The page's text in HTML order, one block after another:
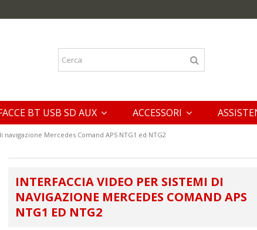
BT USB SD AUX ACCESSORI
Mercedes Comand APS NTG1 ed NTG2
INTERFACCIA VIDEO PER SISTEMI DI
NAVIGAZIONE MERCEDES COMAND APS
NTG1 ED NTG2